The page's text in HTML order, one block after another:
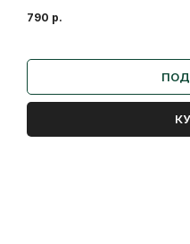
790 р.